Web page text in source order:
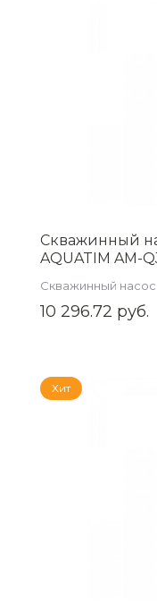
Скважинный
AQUATIM AM-
Скважинный насос
10 296.72 руб.
Хит